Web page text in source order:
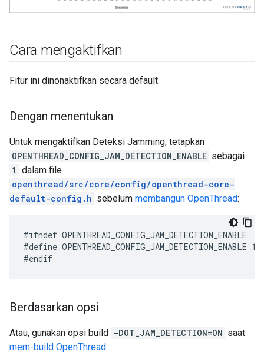
Cara mengaktifkan
Fitur ini dinonaktifkan secara default.
Dengan menentukan
Untuk mengaktifkan Deteksi Jamming, tetapkan
OPENTHREAD_CONFIG_JAM_DETECTION_ENABLE sebagai
1 dalam file
openthread/src/core/config/openthread-core-
default-config.h sebelum membangun OpenThread:
#define OPENTHREAD_CONFIG_JAM_DETECTION_ENABLE 1
Berdasarkan opsi
Atau, gunakan opsi build -DOT_JAM_DETECTION=ON saat
mem-build OpenThread: